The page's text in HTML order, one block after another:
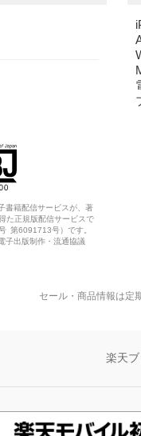
書籍配信サービスが、著
た正規版配信サービスで
第6091713号）です。
子出版制作・流通協議
セール・商品情報は定
楽天